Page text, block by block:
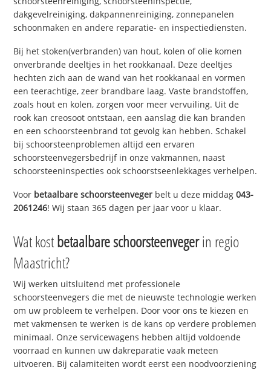
dakgevelreiniging, dakpannenreiniging, zonnepanelen
schoonmaken en andere reparatie- en inspectiediensten.
Bij het stoken(verbranden) van hout, kolen of olie komen
onverbrande deeltjes in het rookkanaal. Deze deeltjes
hechten zich aan de wand van het rookkanaal en vormen
een teerachtige, zeer brandbare laag. Vaste brandstoffen,
zoals hout en kolen, zorgen voor meer vervuiling. Uit de
rook kan creosoot ontstaan, een aanslag die kan branden
en een schoorsteenbrand tot gevolg kan hebben. Schakel
bij schoorsteenproblemen altijd een ervaren
schoorsteenvegersbedrijf in onze vakmannen, naast
schoorsteeninspecties ook schoorstseenlekkages verhelpen.
Voor betaalbare schoorsteenveger belt u deze middag043-
2061246! Wij staan 365 dagen per jaar voor u klaar.
Wat kostbetaalbare schoorsteenvegerin regio
Maastricht?
Wij werken uitsluitend met professionele
schoorsteenvegers die met de nieuwste technologie werken
om uw probleem te verhelpen. Door voor ons te kiezen en
met vakmensen te werken is de kans op verdere problemen
minimaal. Onze servicewagens hebben altijd voldoende
voorraad en kunnen uw dakreparatie vaak meteen
uitvoeren. Bij calamiteiten wordt eerst een noodvoorziening